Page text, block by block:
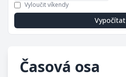
Vyloučit víkendy
Vypočítat
Časová osa